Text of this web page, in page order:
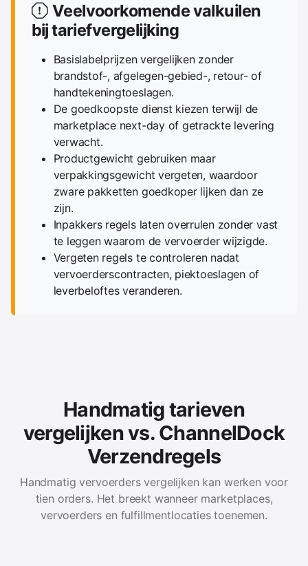
Veelvoorkomende valkuilen
bij tariefvergelijking
Basislabelprijzen vergelijken zonder
brandstof-, afgelegen-gebied-, retour- of
handtekeningtoeslagen.
De goedkoopste dienst kiezen terwijl de
marketplace next-day of getrackte levering
verwacht.
Productgewicht gebruiken maar
verpakkingsgewicht vergeten, waardoor
zware pakketten goedkoper lijken dan ze
zijn.
Inpakkers regels laten overrulen zonder vast
te leggen waarom de vervoerder wijzigde.
Vergeten regels te controleren nadat
vervoerderscontracten, piektoeslagen of
leverbeloftes veranderen.
Handmatig tarieven
vergelijken vs. ChannelDock
Verzendregels
Handmatig vervoerders vergelijken kan werken voor
tien orders. Het breekt wanneer marketplaces,
vervoerders en fulfillmentlocaties toenemen.